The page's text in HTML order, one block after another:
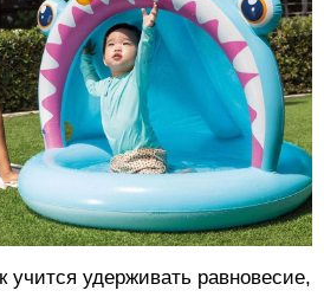
учится удерживать равновесие,